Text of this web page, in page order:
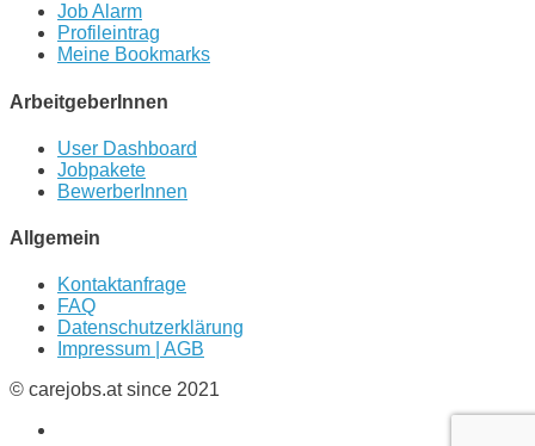
Job Alarm
Profileintrag
Meine Bookmarks
ArbeitgeberInnen
User Dashboard
Jobpakete
BewerberInnen
Allgemein
Kontaktanfrage
FAQ
Datenschutzerklärung
Impressum | AGB
© carejobs.at since 2021